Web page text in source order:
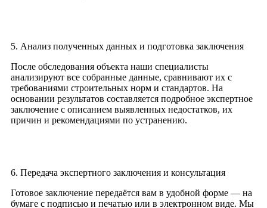
5. Анализ полученных данных и подготовка заключения
После обследования объекта наши специалисты
анализируют все собранные данные, сравнивают их с
требованиями строительных норм и стандартов. На
основании результатов составляется подробное экспертное
заключение с описанием выявленных недостатков, их
причин и рекомендациями по устранению.
6. Передача экспертного заключения и консультация
Готовое заключение передаётся вам в удобной форме — на
бумаге с подписью и печатью или в электронном виде. Мы